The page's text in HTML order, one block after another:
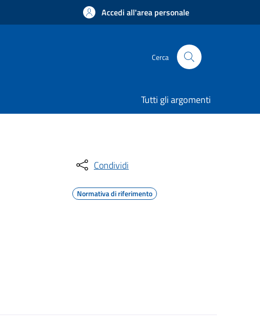
Accedi all'area personale
Cerca
Tutti gli argomenti
Condividi
Normativa di riferimento